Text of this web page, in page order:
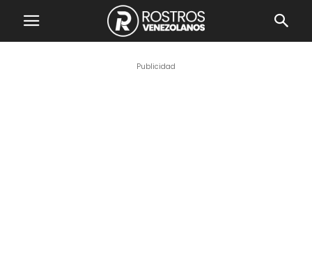
Publicidad